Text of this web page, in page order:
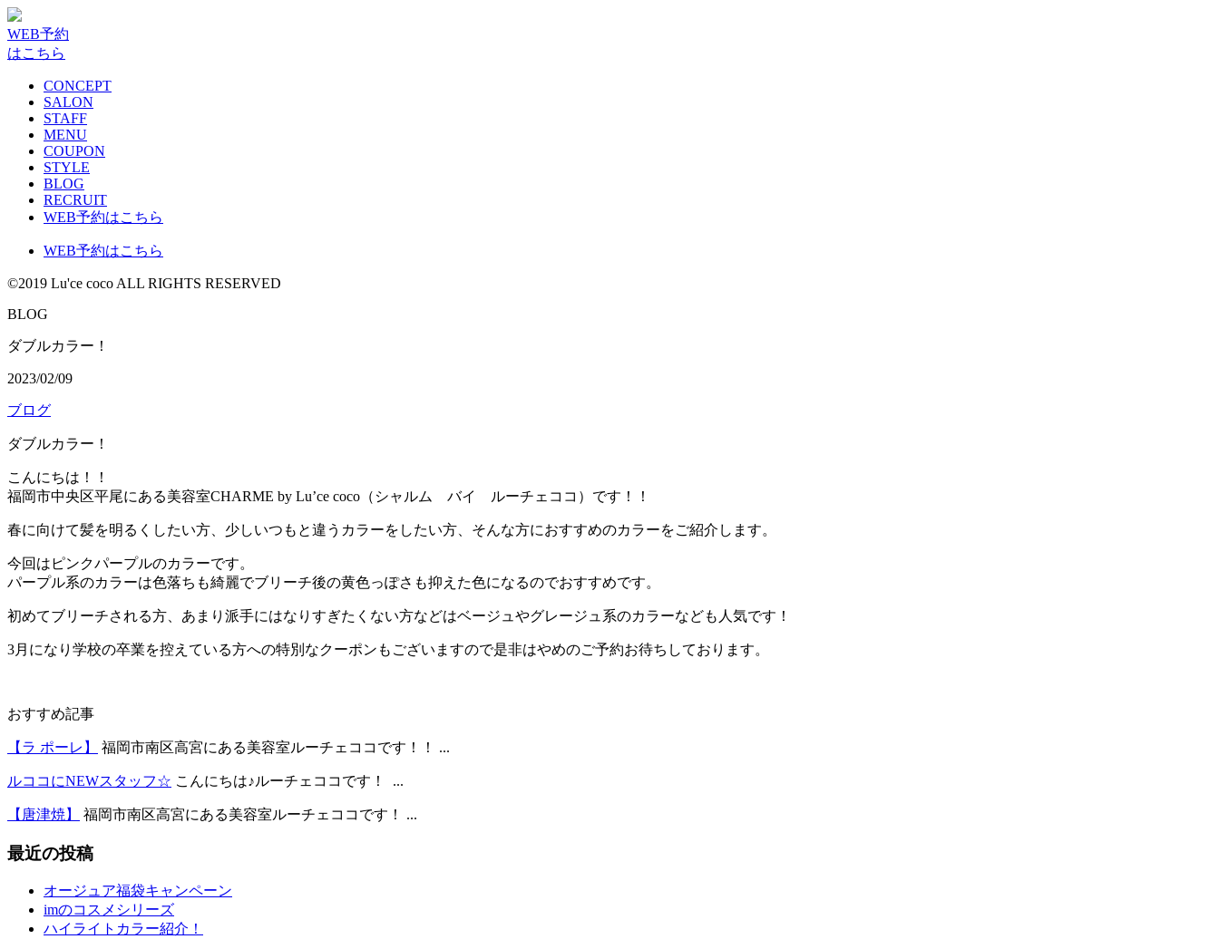
WEB予約
はこちら
CONCEPT
SALON
STAFF
MENU
COUPON
STYLE
BLOG
RECRUIT
WEB予約はこちら
WEB予約はこちら
©2019 Lu'ce coco ALL RIGHTS RESERVED
BLOG
ダブルカラー！
2023/02/09
ブログ
ダブルカラー！
こんにちは！！
福岡市中央区平尾にある美容室CHARME by Lu’ce coco（シャルム バイ ルーチェココ）です！！
春に向けて髪を明るくしたい方、少しいつもと違うカラーをしたい方、そんな方におすすめのカラーをご紹介します。
今回はピンクパープルのカラーです。
パープル系のカラーは色落ちも綺麗でブリーチ後の黄色っぽさも抑えた色になるのでおすすめです。
初めてブリーチされる方、あまり派手にはなりすぎたくない方などはベージュやグレージュ系のカラーなども人気です！
3月になり学校の卒業を控えている方への特別なクーポンもございますので是非はやめのご予約お待ちしております。
おすすめ記事
【ラ ポーレ】 福岡市南区高宮にある美容室ルーチェココです！！ ...
ルココにNEWスタッフ☆ こんにちは♪ルーチェココです！ ...
【唐津焼】 福岡市南区高宮にある美容室ルーチェココです！ ...
最近の投稿
オージュア福袋キャンペーン
imのコスメシリーズ
ハイライトカラー紹介！